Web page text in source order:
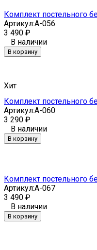
Комплект постельного
Артикул:A-056
3 490 ₽
В наличии
В корзину
Хит
Комплект постельного
Артикул:A-060
3 290 ₽
В наличии
В корзину
Комплект постельного
Артикул:A-067
3 490 ₽
В наличии
В корзину